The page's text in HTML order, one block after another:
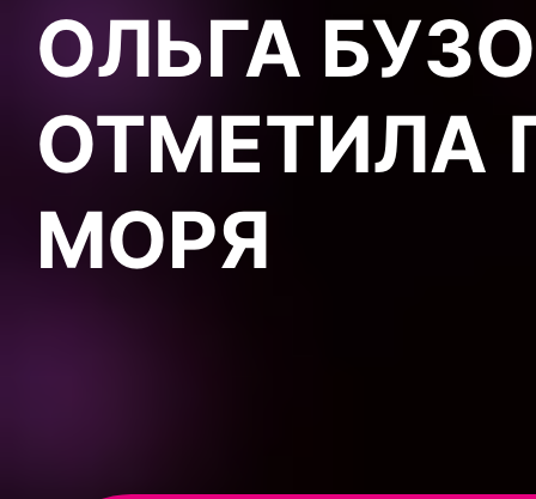
ОЛЬГА
ОТМЕТИЛА
МОРЯ